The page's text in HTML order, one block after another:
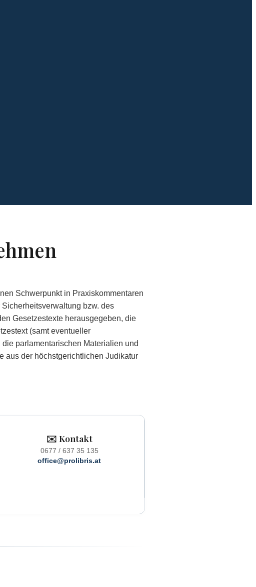
Schwerpunkt in Praxiskommentaren
bzw. des
Gesetzestexte herausgegeben, die
(samt eventueller
parlamentarischen Materialien und
aus der höchstgerichtlichen Judikatur
✉️ Kontakt
0677 / 637 35 135
office@prolibris.at